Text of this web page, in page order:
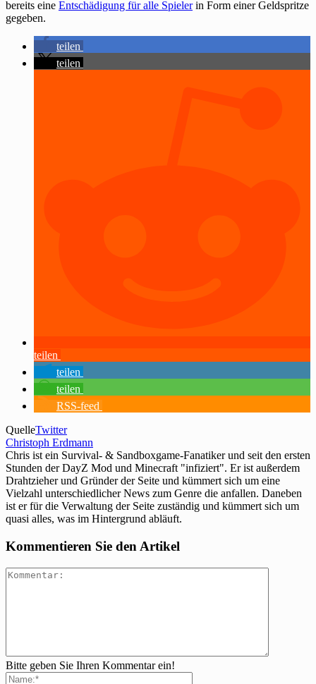
bereits eine Entschädigung für alle Spielerin Form einer Geldspritze
gegeben.
teilen
teilen
teilen
teilen
teilen
RSS-feed
QuelleTwitter
Christoph Erdmann
Chris ist ein Survival- & Sandboxgame-Fanatiker und seit den ersten
Stunden der DayZ Mod und Minecraft "infiziert". Er ist außerdem
Drahtzieher und Gründer der Seite und kümmert sich um eine
Vielzahl unterschiedlicher News zum Genre die anfallen. Daneben
ist er für die Verwaltung der Seite zuständig und kümmert sich um
quasi alles, was im Hintergrund abläuft.
Kommentieren Sie den Artikel
Bitte geben Sie Ihren Kommentar ein!